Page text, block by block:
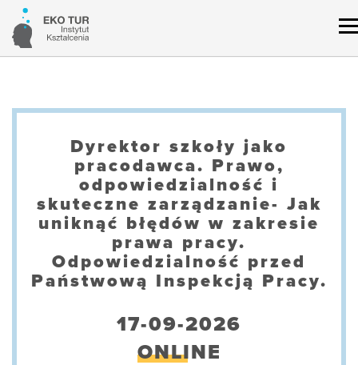
Dyrektor szkoły jako
pracodawca. Prawo,
odpowiedzialność i
skuteczne zarządzanie- Jak
uniknąć błędów w zakresie
prawa pracy.
Odpowiedzialność przed
Państwową Inspekcją Pracy.
17-09-2026
ONLINE